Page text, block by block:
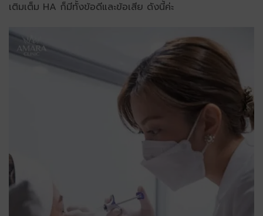
เติมเต็ม HA ก็มีทั้งข้อดีและข้อเสีย ดังนี้ค่ะ